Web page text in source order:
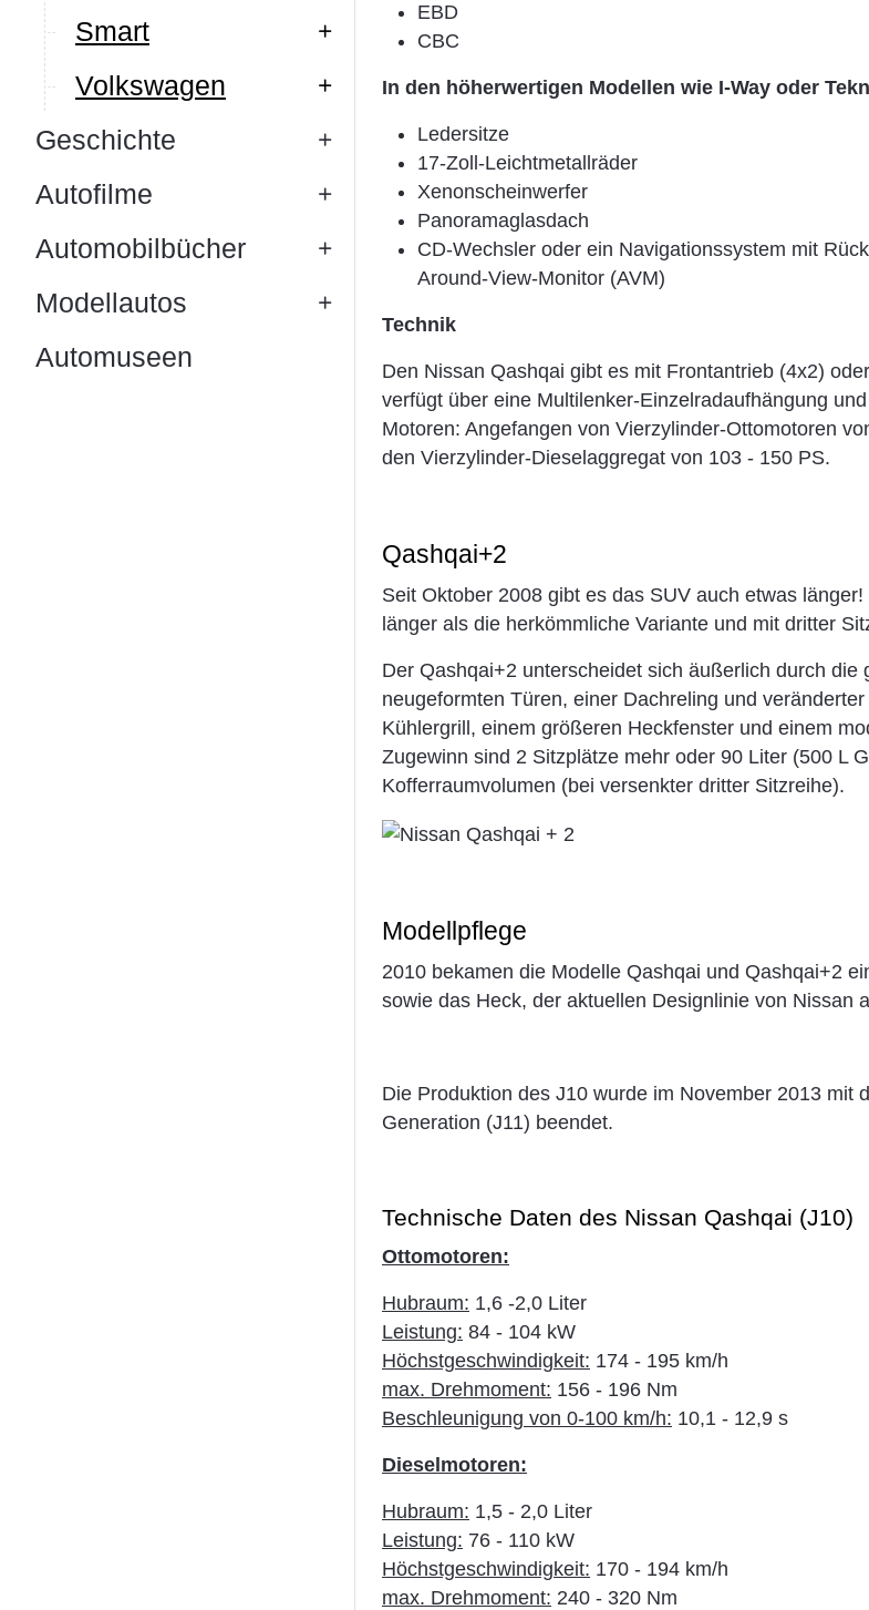
Smart
Volkswagen
Geschichte
Autofilme
Automobilbücher
Modellautos
Automuseen
EBD
CBC
In den höherwertigen Modellen wie I-Way oder
Ledersitze
17-Zoll-Leichtmetallräder
Xenonscheinwerfer
Panoramaglasdach
CD-Wechsler oder ein Navigationssystem mit
Around-View-Monitor (AVM)
Technik
Den Nissan Qashqai gibt es mit Frontantrieb (4x2)
verfügt über eine Multilenker-Einzelradaufhängung
Motoren: Angefangen von Vierzylinder-Ottomotoren
den Vierzylinder-Dieselaggregat von 103 - 150 PS.
Qashqai+2
Seit Oktober 2008 gibt es das SUV auch etwas
länger als die herkömmliche Variante und mit dritter
Der Qashqai+2 unterscheidet sich äußerlich durch die
neugeformten Türen, einer Dachreling und
Kühlergrill, einem größeren Heckfenster und einem
Zugewinn sind 2 Sitzplätze mehr oder 90 Liter (500 L
Kofferraumvolumen (bei versenkter dritter Sitzreihe).
Modellpflege
2010 bekamen die Modelle Qashqai und Qashqai+2
sowie das Heck, der aktuellen Designlinie von Nissan
Die Produktion des J10 wurde im November 2013 mit
Generation (J11) beendet.
Technische Daten des Nissan Qashqai (J10)
Ottomotoren:
Hubraum: 1,6 -2,0 Liter
Leistung: 84 - 104 kW
Höchstgeschwindigkeit: 174 - 195 km/h
max. Drehmoment: 156 - 196 Nm
Beschleunigung von 0-100 km/h: 10,1 - 12,9 s
Dieselmotoren:
Hubraum: 1,5 - 2,0 Liter
Leistung: 76 - 110 kW
Höchstgeschwindigkeit: 170 - 194 km/h
max. Drehmoment: 240 - 320 Nm